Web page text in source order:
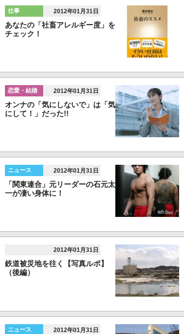
仕事 2012年01月31日
あなたの「社畜アレルギー度」を
チェック！
恋愛・結婚 2012年01月31日
オンナの「気にしないで」は「気
にして！」だった!!
ニュース 2012年01月31日
「関東連合」元リーダーの石元太
一が凄い身体に！
2012年01月31日
鉄道被災地を往く【写真ルポ】
（後編）
ニュース 2012年01月31日